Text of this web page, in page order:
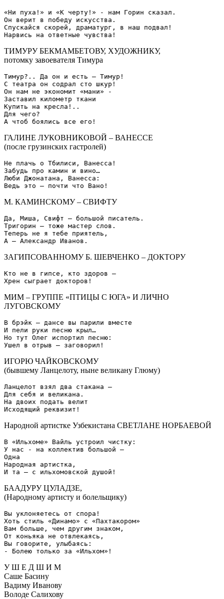
«Ни пуха!» и «К черту!» - нам Горин сказал.
Он верит в победу искусства.
Спускайся скорей, драматург, в наш подвал!
ТИМУРУ БЕКМАМБЕТОВУ, ХУДОЖНИКУ,
потомку завоевателя Тимура
Тимур?.. Да он и есть – Тимур!
С театра он содрал сто шкур!
Он нам не экономит «мани» -
Заставил километр ткани
Купить на кресла!..
Для чего?
ГАЛИНЕ ЛУКОВНИКОВОЙ – ВАНЕССЕ
(после грузинских гастролей)
Не плачь о Тбилиси, Ванесса!
Забудь про камин и вино…
Люби Джонатана, Ванесса:
М. КАМИНСКОМУ – СВИФТУ
Да, Миша, Свифт – большой писатель.
Тригорин – тоже мастер слов.
Теперь не я тебе приятель,
ЗАГИПСОВАННОМУ Б. ШЕВЧЕНКО – ДОКТОРУ
Кто не в гипсе, кто здоров –
МИМ – ГРУППЕ «ПТИЦЫ С ЮГА» И ЛИЧНО
ЛУГОВСКОМУ
В брэйк – дансе вы парили вместе
И пели руки песню крыл…
Но тут Олег испортил песню:
ИГОРЮ ЧАЙКОВСКОМУ
(бывшему Ланцелоту, ныне великану Глюму)
Ланцелот взял два стакана –
Для себя и великана.
На двоих подать велит
Народной артистке Узбекистана СВЕТЛАНЕ НОРБАЕВОЙ
В «Ильхоме» Вайль устроил чистку:
У нас - на коллектив большой –
Одна
Народная артистка,
БААДУРУ ЦУЛАДЗЕ,
(Народному артисту и болельщику)
Вы уклоняетесь от спора!
Хоть стиль «Динамо» с «Пахтакором»
Вам больше, чем другим знаком,
От коньяка не отвлекаясь,
Вы говорите, улыбаясь:
У Ш Е Д Ш И М
Саше Басину
Вадиму Иванову
Володе Салихову